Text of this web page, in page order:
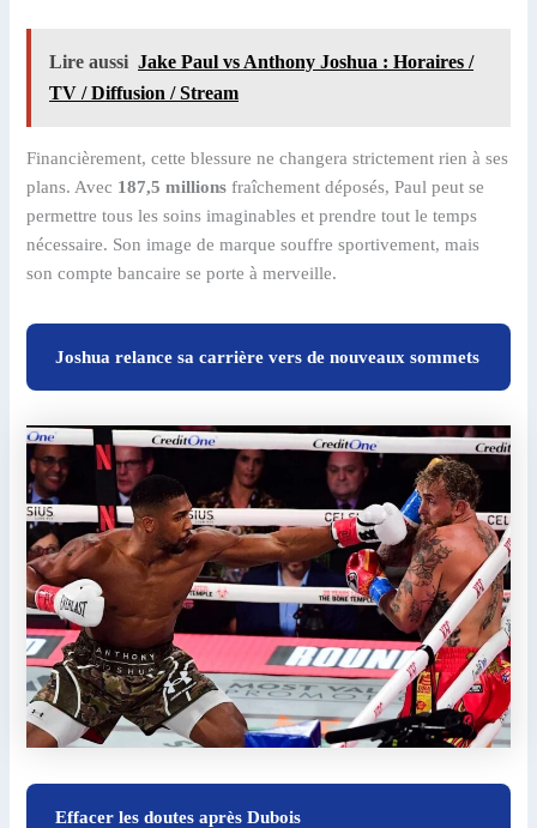
Lire aussi Jake Paul vs Anthony Joshua : Horaires /
TV / Diffusion / Stream
Financièrement, cette blessure ne changera strictement rien à ses
plans. Avec 187,5 millions fraîchement déposés, Paul peut se
permettre tous les soins imaginables et prendre tout le temps
nécessaire. Son image de marque souffre sportivement, mais
son compte bancaire se porte à merveille.
Joshua relance sa carrière vers de nouveaux sommets
Effacer les doutes après Dubois